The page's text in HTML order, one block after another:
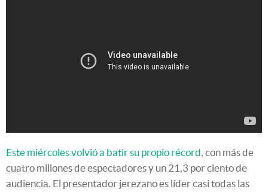
Este miércoles volvió a batir su propio récord , con más de
cuatro millones de espectadores y un 21,3 por ciento de
audiencia . El presentador jerezano es líder casi todas las